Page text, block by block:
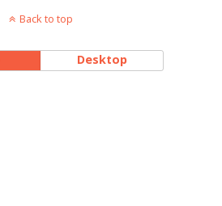
Back to top
Desktop